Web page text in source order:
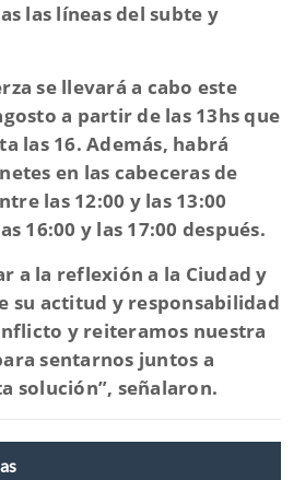
las líneas del subte y
se llevará a cabo este
a partir de las 13hs que
las 16. Además, habrá
en las cabeceras de
las 12:00 y las 13:00
16:00 y las 17:00 después.
a la reflexión a la Ciudad y
su actitud y responsabilidad
y reiteramos nuestra
sentarnos juntos a
solución”, señalaron.